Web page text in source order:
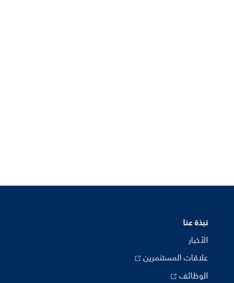
نبذة عنا
الأخبار
علاقات المستثمرين
الوظائف